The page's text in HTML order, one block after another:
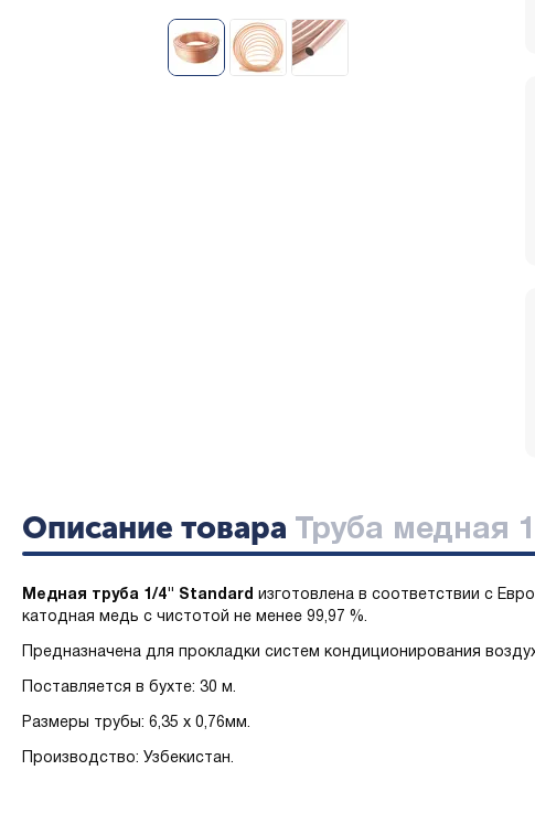
Описание товара Труба медная
Медная труба 1/4" Standard изготовлена в соответствии с
катодная медь с чистотой не менее 99,97 %.
Предназначена для прокладки систем кондиционирования
Поставляется в бухте: 30 м.
Размеры трубы: 6,35 х 0,76мм.
Производство: Узбекистан.